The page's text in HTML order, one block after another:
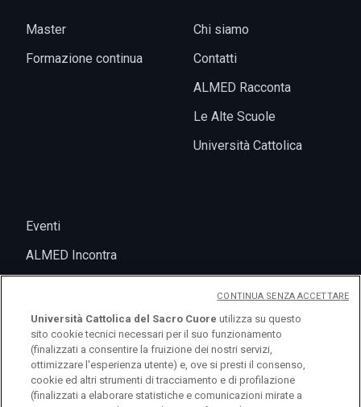
Master
Formazione continua
Chi siamo
Contatti
ALMED Racconta
Le Alte Scuole
Università Cattolica
Eventi
ALMED Incontra
Università Cattolica del Sacro Cuore utilizza su questo
sito cookie tecnici necessari per il suo funzionamento
(finalizzati a consentire la fruizione dei nostri servizi,
ottimizzare l'esperienza utente) e, ove si presti il consenso,
cookie ed altri strumenti di tracciamento e di profilazione
(finalizzati a elaborare statistiche e comunicazioni mirate a
CONTINUA SENZA ACCETTARE